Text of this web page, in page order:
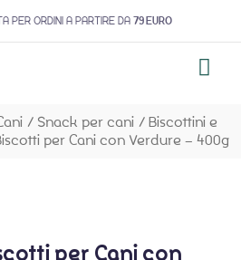
PER ORDINI A PARTIRE DA 79 EURO
/ Snack per cani / Biscottini e
per Cani con Verdure – 400g
per Cani con